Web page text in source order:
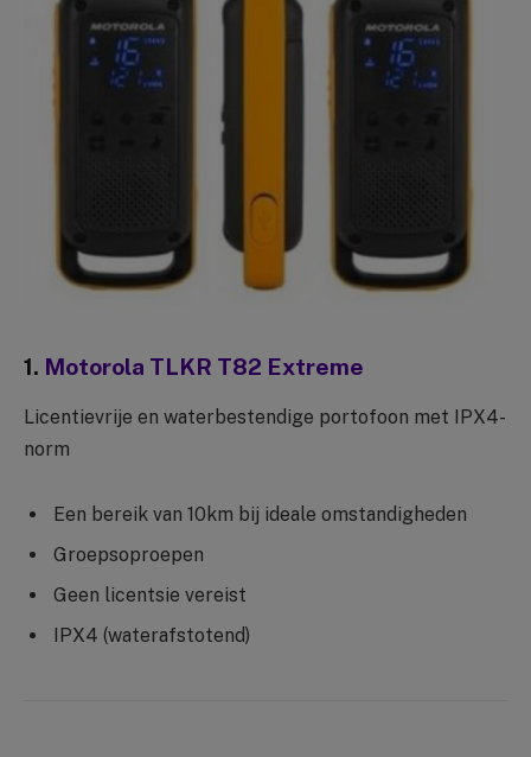
1. Motorola TLKR T82 Extreme
Licentievrije en waterbestendige portofoon met IPX4-
norm
Een bereik van 10km bij ideale omstandigheden
Groepsoproepen
Geen licentsie vereist
IPX4 (waterafstotend)